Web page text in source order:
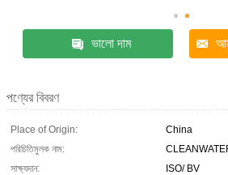
ভালো দাম
পণ্যের বিবরণ
Place of Origin:
China
পরিচিতিমুলক নাম:
সাক্ষ্যদান:
ISO/ BV